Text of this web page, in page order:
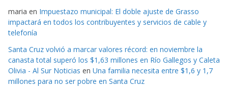
maria en Impuestazo municipal: El doble ajuste de Grasso
impactará en todos los contribuyentes y servicios de cable y
telefonía
Santa Cruz volvió a marcar valores récord: en noviembre la
canasta total superó los $1,63 millones en Río Gallegos y Caleta
Olivia - Al Sur Noticias en Una familia necesita entre $1,6 y 1,7
millones para no ser pobre en Santa Cruz